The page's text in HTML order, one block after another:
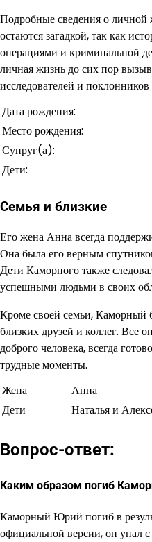
Подробные сведения о
остаются загадкой, так как
операциями и криминальной
личная жизнь до сих пор
исследователей и
Дата рождения:
Место рождения:
Супруг(а):
Дети:
Семья и близкие
Его жена Анна всегда
Она была его верным
Дети Каморного также
успешными людьми в своих
Кроме своей семьи,
близких друзей и коллег. Все
доброго человека, всегда
трудные моменты.
Жена
Анна
Дети
Наталья и
Вопрос-ответ:
Каким образом погиб
Каморный Юрий погиб в
официальной версии, он упал